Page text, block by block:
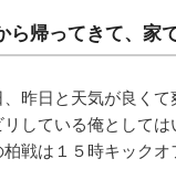
ら帰ってきて、家
昨日と天気が良くて
リしている俺として
柏戦は１５時キックオ